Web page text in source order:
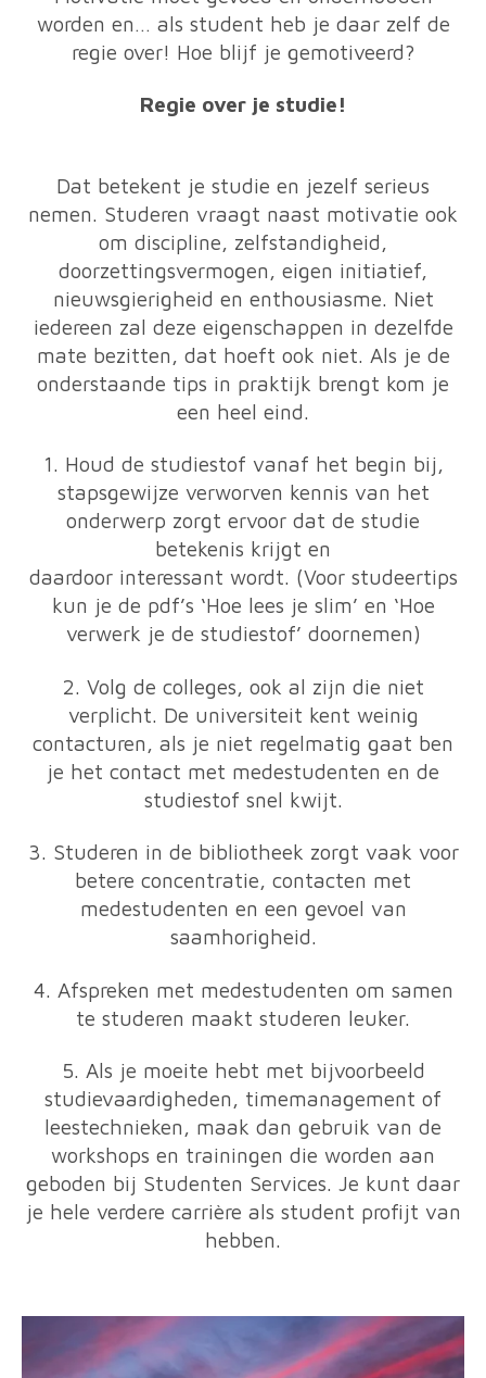
worden en… als student heb je daar zelf de
regie over! Hoe blijf je gemotiveerd?
Regie over je studie!
Dat betekent je studie en jezelf serieus
nemen. Studeren vraagt naast motivatie ook
om discipline, zelfstandigheid,
doorzettingsvermogen, eigen initiatief,
nieuwsgierigheid en enthousiasme. Niet
iedereen zal deze eigenschappen in dezelfde
mate bezitten, dat hoeft ook niet. Als je de
onderstaande tips in praktijk brengt kom je
een heel eind.
1. Houd de studiestof vanaf het begin bij,
stapsgewijze verworven kennis van het
onderwerp zorgt ervoor dat de studie
betekenis krijgt en
daardoor interessant wordt. (Voor studeertips
kun je de pdf’s ‘Hoe lees je slim’ en ‘Hoe
verwerk je de studiestof’ doornemen)
2. Volg de colleges, ook al zijn die niet
verplicht. De universiteit kent weinig
contacturen, als je niet regelmatig gaat ben
je het contact met medestudenten en de
studiestof snel kwijt.
3. Studeren in de bibliotheek zorgt vaak voor
betere concentratie, contacten met
medestudenten en een gevoel van
saamhorigheid.
4. Afspreken met medestudenten om samen
te studeren maakt studeren leuker.
5. Als je moeite hebt met bijvoorbeeld
studievaardigheden, timemanagement of
leestechnieken, maak dan gebruik van de
workshops en trainingen die worden aan
geboden bij Studenten Services. Je kunt daar
je hele verdere carrière als student profijt van
hebben.